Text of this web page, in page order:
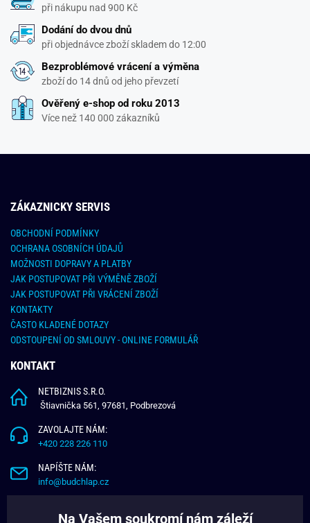
při nákupu nad 900 Kč
Dodání do dvou dnů
při objednávce zboží skladem do 12:00
Bezproblémové vrácení a výměna
zboží do 14 dnů od jeho převzetí
Ověřený e-shop od roku 2013
Více než 140 000 zákazníků
ZÁKAZNICKY SERVIS
OBCHODNÍ PODMÍNKY
OCHRANA OSOBNÍCH ÚDAJŮ
MOŽNOSTI DOPRAVY A PLATBY
JAK POSTUPOVAT PŘI VÝMĚNĚ ZBOŽÍ
JAK POSTUPOVAT PŘI VRÁCENÍ ZBOŽÍ
KONTAKTY
ČASTO KLADENÉ DOTAZY
ODSTOUPENÍ OD SMLOUVY - ONLINE FORMULÁŘ
KONTAKT
NETBIZNIS S.R.O.
Štiavnička 561, 97681, Podbrezová
ZAVOLAJTE NÁM:
+420 228 226 110
NAPÍŠTE NÁM:
info@budchlap.cz
Na Vašem soukromí nám záleží